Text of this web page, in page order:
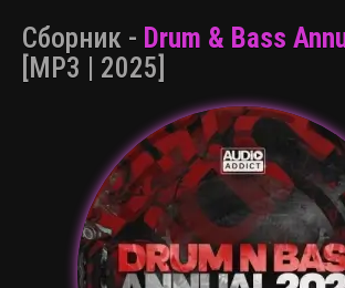
Сборник - Drum & Bass
[MP3 | 2025]